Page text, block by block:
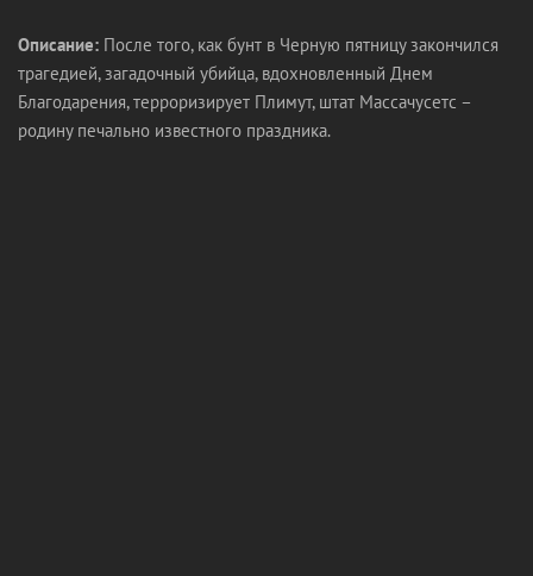
Описание: После того, как бунт в Черную пятницу закончился
трагедией, загадочный убийца, вдохновленный Днем
Благодарения, терроризирует Плимут, штат Массачусетс –
родину печально известного праздника.